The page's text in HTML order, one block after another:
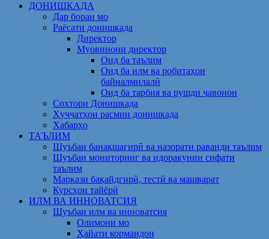
ДОНИШКАДА
Дар бораи мо
Раёсати донишкада
Директор
Муовинони директор
Оид ба таълим
Оид ба илм ва робитаҳои
байналмилалӣ
Оид ба тарбия ва рушди ҷавонон
Сохтори Донишкада
Ҳуҷҷатҳои расмии донишкада
Хабарҳо
ТАЪЛИМ
Шуъбаи банақшагирӣ ва назорати раванди таълим
Шуъбаи мониторинг ва идоракунии сифати
таълим
Маркази бақайдгирӣ, тестӣ ва машварат
Курсҳои тайёрӣ
ИЛМ ВА ИННОВАТСИЯ
Шуъбаи илм ва инноватсия
Олимони мо
Ҳайати кормандон